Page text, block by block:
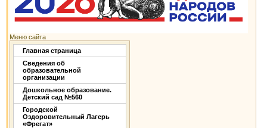
Меню сайта
Главная страница
Сведения об
образовательной
организации
Дошкольное образование.
Детский сад №560
Городской
Оздоровительный Лагерь
«Фрегат»